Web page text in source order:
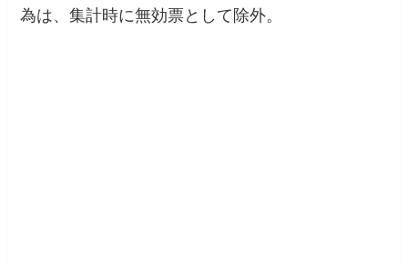
為は、集計時に無効票として除外。